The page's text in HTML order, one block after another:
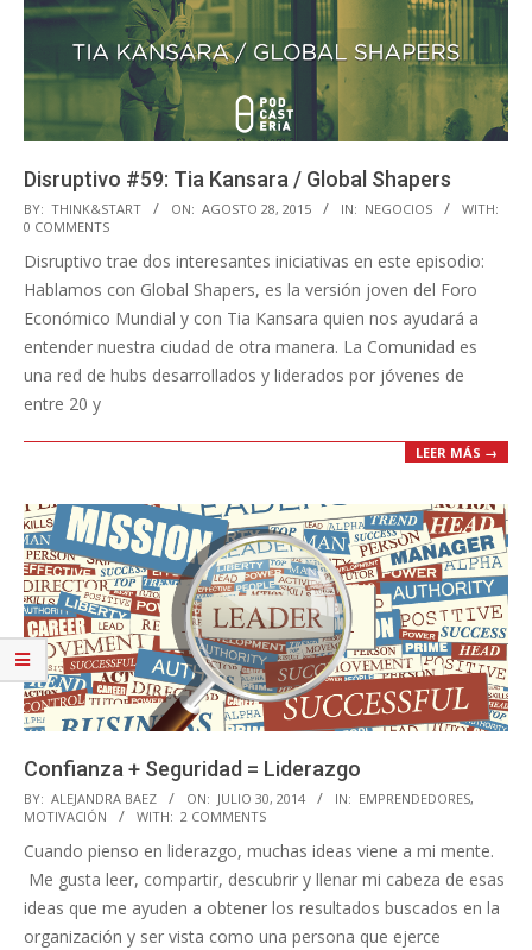
Disruptivo #59: Tia Kansara / Global Shapers
2015-
08-
28
BY: THINK&START ON: AGOSTO 28, 2015 IN: NEGOCIOS
WITH:
0 COMMENTS
Disruptivo trae dos interesantes iniciativas en este episodio:
Hablamos con Global Shapers, es la versión joven del Foro
Económico Mundial y con Tia Kansara quien nos ayudará a
entender nuestra ciudad de otra manera. La Comunidad es
una red de hubs desarrollados y liderados por jóvenes de
entre 20 y
LEER MÁS →
Confianza + Seguridad = Liderazgo
2014-
07-
30
BY: ALEJANDRA BAEZ ON: JULIO 30, 2014 IN: EMPRENDEDORES,
MOTIVACIÓN
WITH: 2 COMMENTS
Cuando pienso en liderazgo, muchas ideas viene a mi mente.
Me gusta leer, compartir, descubrir y llenar mi cabeza de esas
ideas que me ayuden a obtener los resultados buscados en la
organización y ser vista como una persona que ejerce